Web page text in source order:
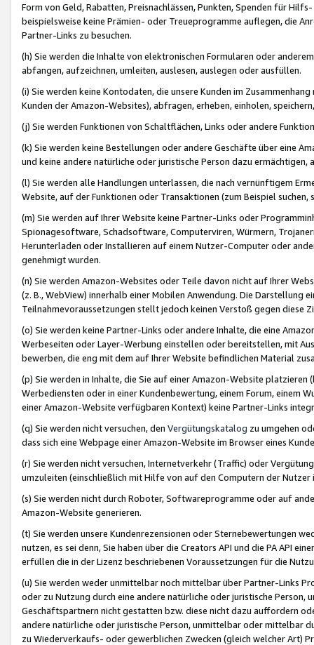
Form von Geld, Rabatten, Preisnachlässen, Punkten, Spenden für
beispielsweise keine Prämien- oder Treueprogramme auflegen, die
Partner-Links zu besuchen.
(h) Sie werden die Inhalte von elektronischen Formularen oder
abfangen, aufzeichnen, umleiten, auslesen, auslegen oder ausfüllen.
(i) Sie werden keine Kontodaten, die unsere Kunden im
Kunden der Amazon-Websites), abfragen, erheben, einholen,
(j) Sie werden Funktionen von Schaltflächen, Links oder andere
(k) Sie werden keine Bestellungen oder andere Geschäfte über eine
und keine andere natürliche oder juristische Person dazu
(l) Sie werden alle Handlungen unterlassen, die nach vernünftigem
Website, auf der Funktionen oder Transaktionen (zum Beispiel
(m) Sie werden auf Ihrer Website keine Partner-Links oder
Spionagesoftware, Schadsoftware, Computerviren, Würmern,
Herunterladen oder Installieren auf einem Nutzer-Computer oder
genehmigt wurden.
(n) Sie werden Amazon-Websites oder Teile davon nicht auf Ihrer
(z. B., WebView) innerhalb einer Mobilen Anwendung. Die Darstellung
Teilnahmevoraussetzungen stellt jedoch keinen Verstoß gegen diese
(o) Sie werden keine Partner-Links oder andere Inhalte, die eine
Werbeseiten oder Layer-Werbung einstellen oder bereitstellen, mit
bewerben, die eng mit dem auf Ihrer Website befindlichen Material
(p) Sie werden in Inhalte, die Sie auf einer Amazon-Website
Werbediensten oder in einer Kundenbewertung, einem Forum, einem
einer Amazon-Website verfügbaren Kontext) keine Partner-Links
(q) Sie werden nicht versuchen, den Vergütungskatalog zu umgehen
dass sich eine Webpage einer Amazon-Website im Browser eines
(r) Sie werden nicht versuchen, Internetverkehr (Traffic) oder
umzuleiten (einschließlich mit Hilfe von auf den Computern der
(s) Sie werden nicht durch Roboter, Softwareprogramme oder auf
Amazon-Website generieren.
(t) Sie werden unsere Kundenrezensionen oder Sternebewertungen
nutzen, es sei denn, Sie haben über die Creators API und die PA API
erfüllen die in der Lizenz beschriebenen Voraussetzungen für die
(u) Sie werden weder unmittelbar noch mittelbar über Partner-Links
oder zu Nutzung durch eine andere natürliche oder juristische
Geschäftspartnern nicht gestatten bzw. diese nicht dazu auffordern
andere natürliche oder juristische Person, unmittelbar oder mittelbar
zu Wiederverkaufs- oder gewerblichen Zwecken (gleich welcher Art)